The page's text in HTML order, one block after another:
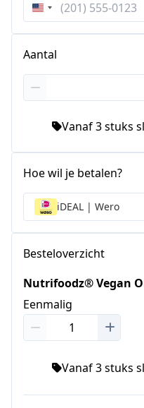
Verenigde
Aantal
Vanaf 3 stuks
Hoe wil je betalen?
iDEAL | Wero
Besteloverzicht
Nutrifoodz® Vegan
Eenmalig
Vanaf 3 stuks